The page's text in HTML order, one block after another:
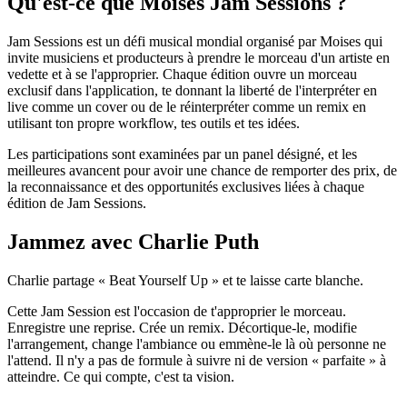
Jam Sessions est un défi musical mondial organisé par Moises qui
invite musiciens et producteurs à prendre le morceau d'un artiste en
vedette et à se l'approprier. Chaque édition ouvre un morceau
exclusif dans l'application, te donnant la liberté de l'interpréter en
live comme un cover ou de le réinterpréter comme un remix en
utilisant ton propre workflow, tes outils et tes idées.
Les participations sont examinées par un panel désigné, et les
meilleures avancent pour avoir une chance de remporter des prix, de
la reconnaissance et des opportunités exclusives liées à chaque
édition de Jam Sessions.
Jammez avec Charlie Puth
Charlie partage « Beat Yourself Up » et te laisse carte blanche.
Cette Jam Session est l'occasion de t'approprier le morceau.
Enregistre une reprise. Crée un remix. Décortique-le, modifie
l'arrangement, change l'ambiance ou emmène-le là où personne ne
l'attend. Il n'y a pas de formule à suivre ni de version « parfaite » à
atteindre. Ce qui compte, c'est ta vision.